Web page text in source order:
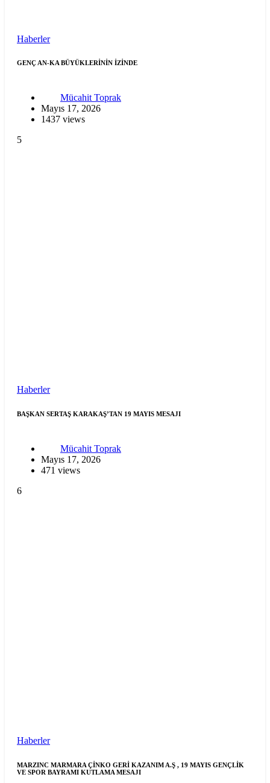
Haberler
GENÇ AN-KA BÜYÜKLERİNİN İZİNDE
Mücahit Toprak
Mayıs 17, 2026
1437 views
5
Haberler
BAŞKAN SERTAŞ KARAKAŞ’TAN 19 MAYIS MESAJI
Mücahit Toprak
Mayıs 17, 2026
471 views
6
Haberler
MARZINC MARMARA ÇİNKO GERİ KAZANIM A.Ş , 19 MAYIS GENÇLİK
VE SPOR BAYRAMI KUTLAMA MESAJI